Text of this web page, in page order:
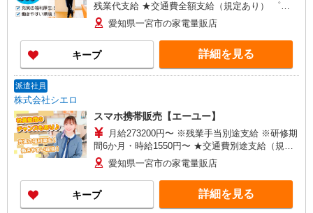
残業代支給 ★交通費全額支給（規定あり） ゜
+゜・。○。・゜+゜・。○。・゜+゜ 入社祝い金10
万円支給(規定有) お友達を紹介頂くと, インセンテ
ィブ支給(規定有) ★月2回払い・週払い可能（規程
有）★ ゜・。○。・゜+゜・。○。・゜+゜
愛知県一宮市の家電量販店
キープ 詳細を見る
派遣社員
株式会社シエロ
スマホ携帯販売【エーユー】
月給273200円〜 ※残業手当別途支給 ※研修期
間6か月・時給1550円〜 ★交通費別途支給（規定
あり） ゜+゜・。○。・゜+゜・。○。・゜+゜ 入
社祝い金10万円支給(規定有) お友達を紹介頂くと,
インセンティブ支給(規定有) ゜・。○。・゜
+゜・。○。・゜+゜
愛知県一宮市の家電量販店
キープ 詳細を見る